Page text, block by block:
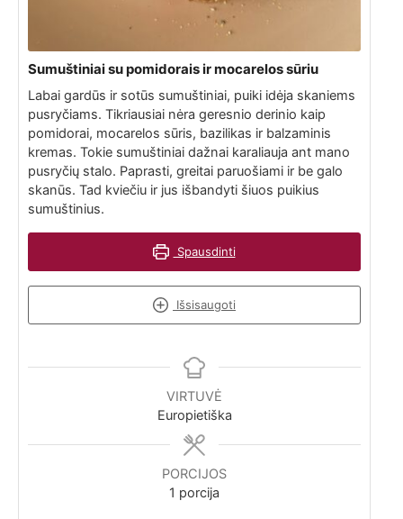
Sumuštiniai su pomidorais ir mocarelos sūriu
Labai gardūs ir sotūs sumuštiniai, puiki idėja skaniems
pusryčiams. Tikriausiai nėra geresnio derinio kaip
pomidorai, mocarelos sūris, bazilikas ir balzaminis
kremas. Tokie sumuštiniai dažnai karaliauja ant mano
pusryčių stalo. Paprasti, greitai paruošiami ir be galo
skanūs. Tad kviečiu ir jus išbandyti šiuos puikius
sumuštinius.
Spausdinti
Išsisaugoti
VIRTUVĖ
Europietiška
PORCIJOS
1 porcija